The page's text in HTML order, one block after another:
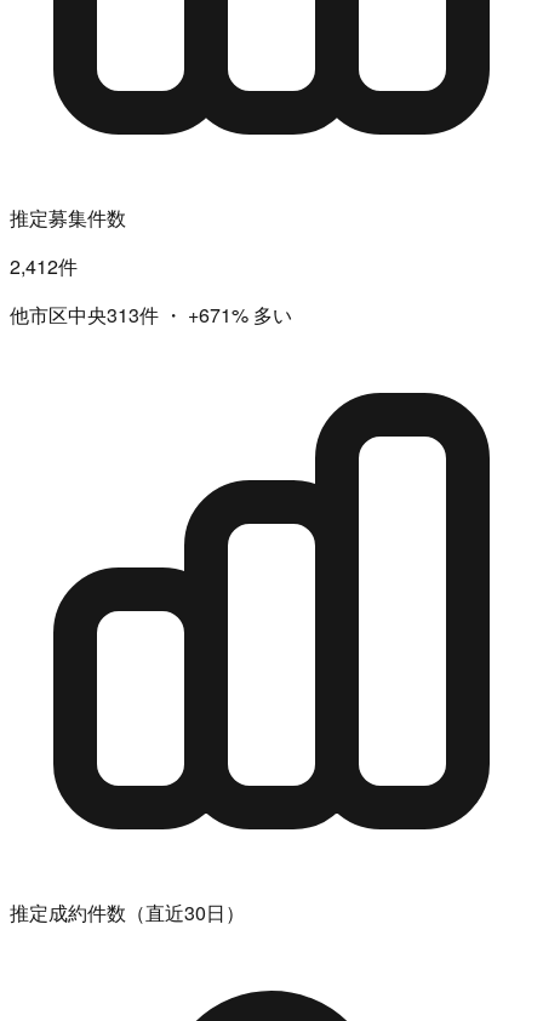
推定募集件数
2,412件
他市区中央313件 ・ +671% 多い
推定成約件数（直近30日）